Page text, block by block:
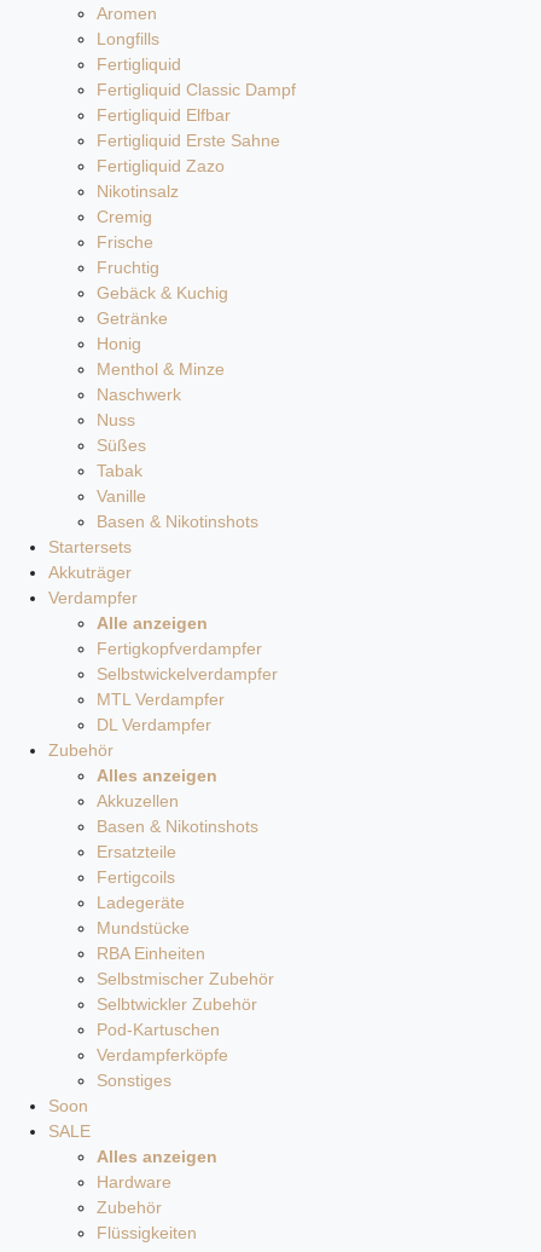
Aromen
Longfills
Fertigliquid
Fertigliquid Classic Dampf
Fertigliquid Elfbar
Fertigliquid Erste Sahne
Fertigliquid Zazo
Nikotinsalz
Cremig
Frische
Fruchtig
Gebäck & Kuchig
Getränke
Honig
Menthol & Minze
Naschwerk
Nuss
Süßes
Tabak
Vanille
Basen & Nikotinshots
Startersets
Akkuträger
Verdampfer
Alle anzeigen
Fertigkopfverdampfer
Selbstwickelverdampfer
MTL Verdampfer
DL Verdampfer
Zubehör
Alles anzeigen
Akkuzellen
Basen & Nikotinshots
Ersatzteile
Fertigcoils
Ladegeräte
Mundstücke
RBA Einheiten
Selbstmischer Zubehör
Selbtwickler Zubehör
Pod-Kartuschen
Verdampferköpfe
Sonstiges
Soon
SALE
Alles anzeigen
Hardware
Zubehör
Flüssigkeiten